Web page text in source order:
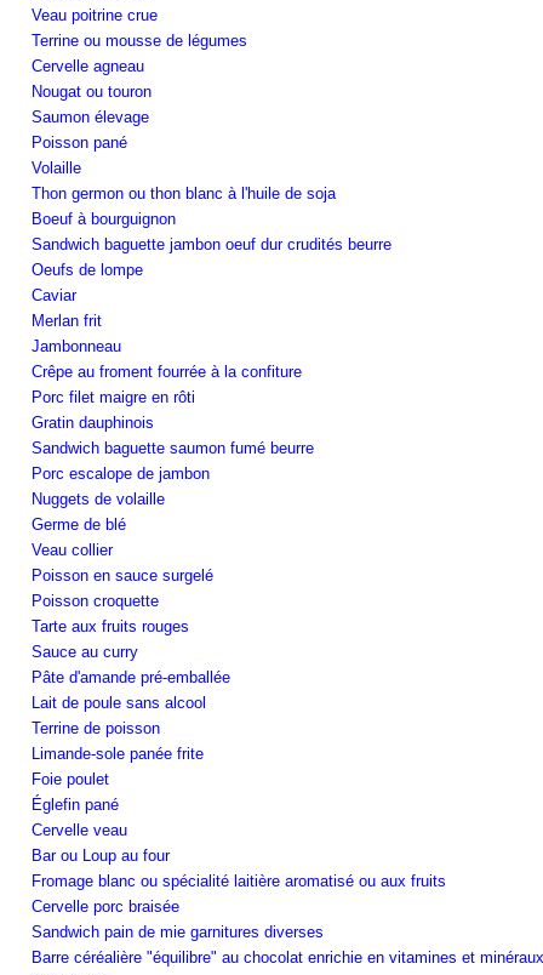
Veau poitrine crue
Terrine ou mousse de légumes
Cervelle agneau
Nougat ou touron
Saumon élevage
Poisson pané
Volaille
Thon germon ou thon blanc à l'huile de soja
Boeuf à bourguignon
Sandwich baguette jambon oeuf dur crudités beurre
Oeufs de lompe
Caviar
Merlan frit
Jambonneau
Crêpe au froment fourrée à la confiture
Porc filet maigre en rôti
Gratin dauphinois
Sandwich baguette saumon fumé beurre
Porc escalope de jambon
Nuggets de volaille
Germe de blé
Veau collier
Poisson en sauce surgelé
Poisson croquette
Tarte aux fruits rouges
Sauce au curry
Pâte d'amande pré-emballée
Lait de poule sans alcool
Terrine de poisson
Limande-sole panée frite
Foie poulet
Églefin pané
Cervelle veau
Bar ou Loup au four
Fromage blanc ou spécialité laitière aromatisé ou aux fruits
Cervelle porc braisée
Sandwich pain de mie garnitures diverses
Barre céréalière "équilibre" au chocolat enrichie en vitamines et minéraux